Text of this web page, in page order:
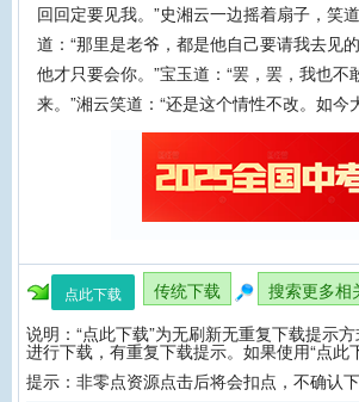
回回定要见我。”史湘云一边摇着扇子，笑
道：“那里是老爷，都是他自己要请我去见
他才只要会你。”宝玉道：“罢，罢，我也
来。”湘云笑道：“还是这个情性不改。如
点此下载 传统下载
搜索更多相
说明：“点此下载”为无刷新无重复下载提示
进行下载，有重复下载提示。如果使用“点此
提示：非零点资源点击后将会扣点，不确认下